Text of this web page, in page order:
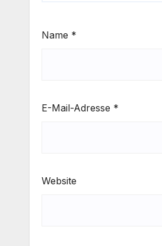
Name *
E-Mail-Adresse *
Website